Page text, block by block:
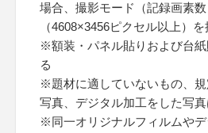
場合、撮影モード（記録画素
（4608×3456ピクセル以上）
※額装・パネル貼りおよび台
る
※題材に適していないもの、
写真、デジタル加工をした写
※同一オリジナルフィルムや